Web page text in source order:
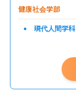
健康社会学部
現代人間学科